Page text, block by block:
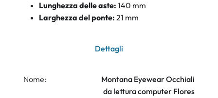
Lunghezza delle aste: 140 mm
Larghezza del ponte: 21 mm
Dettagli
Nome:
Montana Eyewear Occhiali
da lettura computer Flores